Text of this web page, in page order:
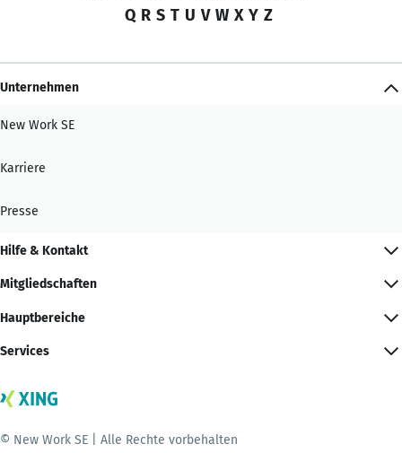
Q R S T U V W X Y Z
Unternehmen
New Work SE
Karriere
Presse
Hilfe & Kontakt
Mitgliedschaften
Hauptbereiche
Services
© New Work SE | Alle Rechte vorbehalten